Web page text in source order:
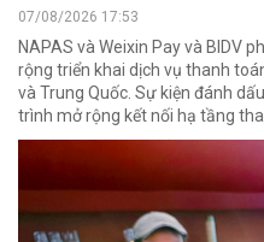
07/08/2026 17:53
NAPAS và Weixin Pay và BIDV
rộng triển khai dịch vụ thanh
và Trung Quốc. Sự kiện đánh
trình mở rộng kết nối hạ tầng